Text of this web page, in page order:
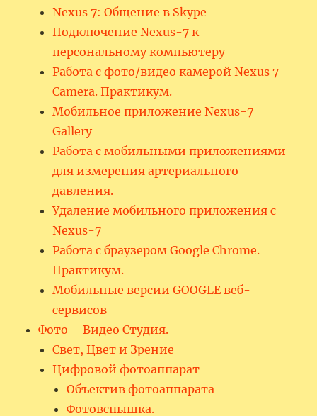
Nexus 7: Общение в Skype
Подключение Nexus-7 к
персональному компьютеру
Работа с фото/видео камерой Nexus 7
Camera. Практикум.
Мобильное приложение Nexus-7
Gallery
Работа с мобильными приложениями
для измерения артериального
давления.
Удаление мобильного приложения с
Nexus-7
Работа с браузером Google Chrome.
Практикум.
Мобильные версии GOOGLE веб-
сервисов
Фото – Видео Студия.
Свет, Цвет и Зрение
Цифровой фотоаппарат
Объектив фотоаппарата
Фотовспышка.